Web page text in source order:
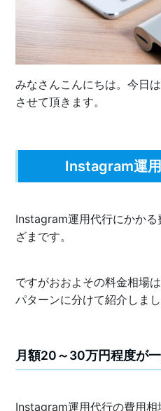
みなさんこんにちは。今日
させて頂きます。
Instagram運
Instagram運用代行にかかる
ざまです。
ですがおおよその料金相場
パターンに分けて紹介しまし
月額20～30万円程度が
Instagram運用代行の費用